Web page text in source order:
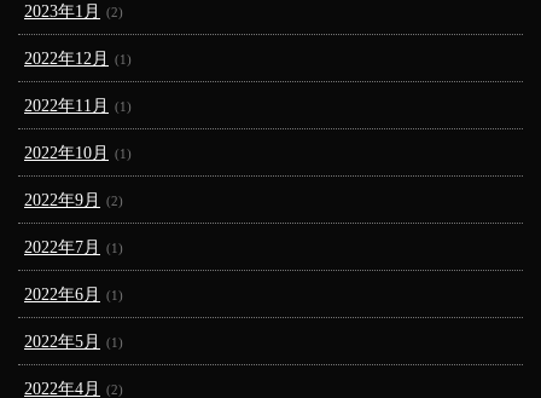
2023年1月 (2)
2022年12月 (1)
2022年11月 (1)
2022年10月 (1)
2022年9月 (2)
2022年7月 (1)
2022年6月 (1)
2022年5月 (1)
2022年4月 (2)